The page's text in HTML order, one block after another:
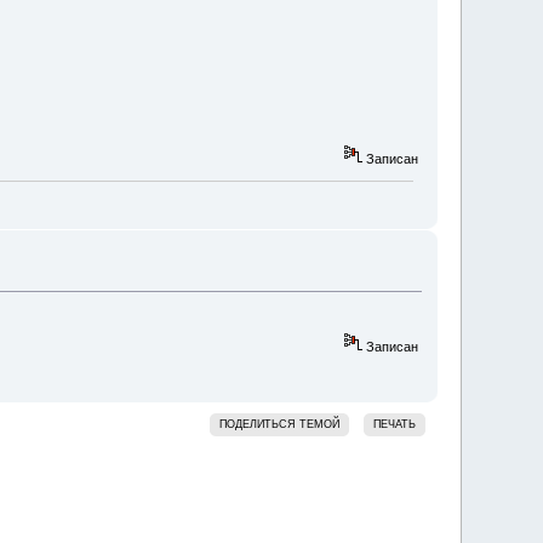
Записан
Записан
ПОДЕЛИТЬСЯ ТЕМОЙ ПЕЧАТЬ